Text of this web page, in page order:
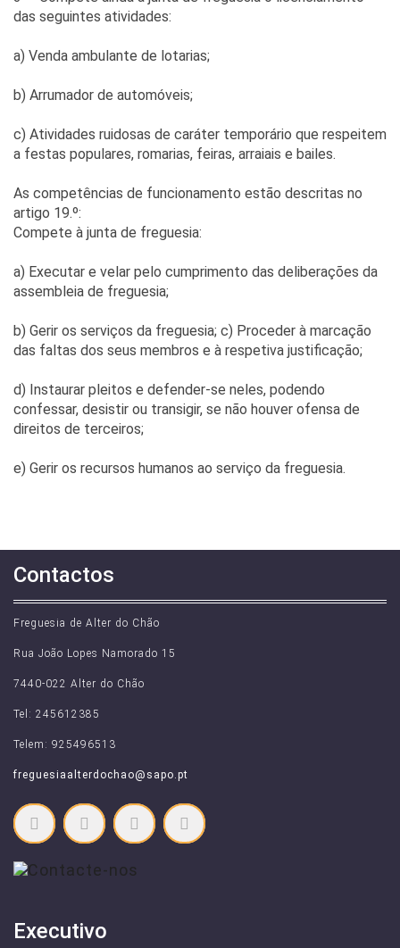
das seguintes atividades:
a) Venda ambulante de lotarias;
b) Arrumador de automóveis;
c) Atividades ruidosas de caráter temporário que respeitem
a festas populares, romarias, feiras, arraiais e bailes.
As competências de funcionamento estão descritas no
artigo 19.º:
Compete à junta de freguesia:
a) Executar e velar pelo cumprimento das deliberações da
assembleia de freguesia;
b) Gerir os serviços da freguesia; c) Proceder à marcação
das faltas dos seus membros e à respetiva justificação;
d) Instaurar pleitos e defender-se neles, podendo
confessar, desistir ou transigir, se não houver ofensa de
direitos de terceiros;
e) Gerir os recursos humanos ao serviço da freguesia.
Contactos
Freguesia de Alter do Chão
Rua João Lopes Namorado 15
7440-022 Alter do Chão
Tel: 245612385
Telem: 925496513
freguesiaalterdochao@sapo.pt
Executivo